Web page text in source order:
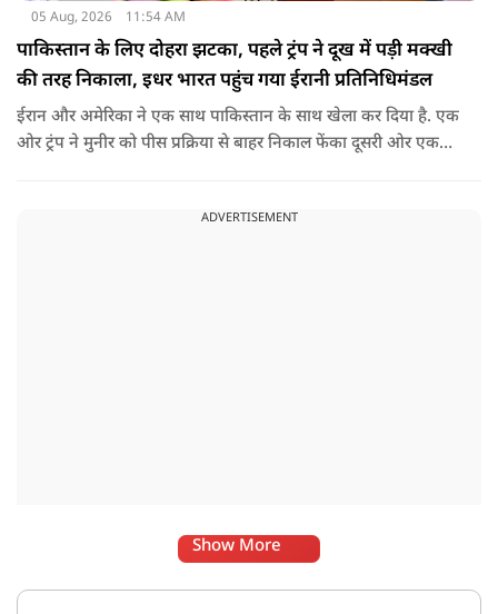
05 Aug, 2026 11:54 AM
पाकिस्तान के लिए दोहरा झटका, पहले ट्रंप ने दूख में पड़ी मक्खी
की तरह निकाला, इधर भारत पहुंच गया ईरानी प्रतिनिधिमंडल
ईरान और अमेरिका ने एक साथ पाकिस्तान के साथ खेला कर दिया है. एक
ओर ट्रंप ने मुनीर को पीस प्रक्रिया से बाहर निकाल फेंका दूसरी ओर एक
ADVERTISEMENT
Show More